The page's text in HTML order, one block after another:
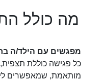
מה כולל
מפגשים עם הילד/ה
כל פגישה כוללת
מותאמת, שמאפשרים